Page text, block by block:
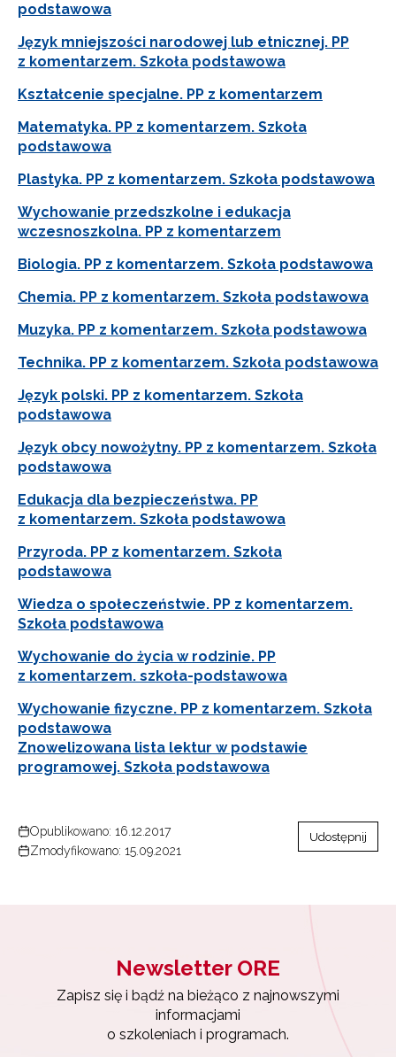
podstawowa
Język mniejszości narodowej lub etnicznej. PP
z komentarzem. Szkoła podstawowa
Kształcenie specjalne. PP z komentarzem
Matematyka. PP z komentarzem. Szkoła
podstawowa
Plastyka. PP z komentarzem. Szkoła podstawowa
Wychowanie przedszkolne i edukacja
wczesnoszkolna. PP z komentarzem
Biologia. PP z komentarzem. Szkoła podstawowa
Chemia. PP z komentarzem. Szkoła podstawowa
Muzyka. PP z komentarzem. Szkoła podstawowa
Technika. PP z komentarzem. Szkoła podstawowa
Język polski. PP z komentarzem. Szkoła
podstawowa
Język obcy nowożytny. PP z komentarzem. Szkoła
podstawowa
Edukacja dla bezpieczeństwa. PP
z komentarzem. Szkoła podstawowa
Przyroda. PP z komentarzem. Szkoła
podstawowa
Wiedza o społeczeństwie. PP z komentarzem.
Szkoła podstawowa
Wychowanie do życia w rodzinie. PP
z komentarzem. szkoła-podstawowa
Wychowanie fizyczne. PP z komentarzem. Szkoła
podstawowa
Znowelizowana lista lektur w podstawie
programowej. Szkoła podstawowa
Opublikowano: 16.12.2017
Zmodyfikowano: 15.09.2021
Udostępnij
Newsletter ORE
Zapisz się i bądź na bieżąco z najnowszymi
informacjami
o szkoleniach i programach.